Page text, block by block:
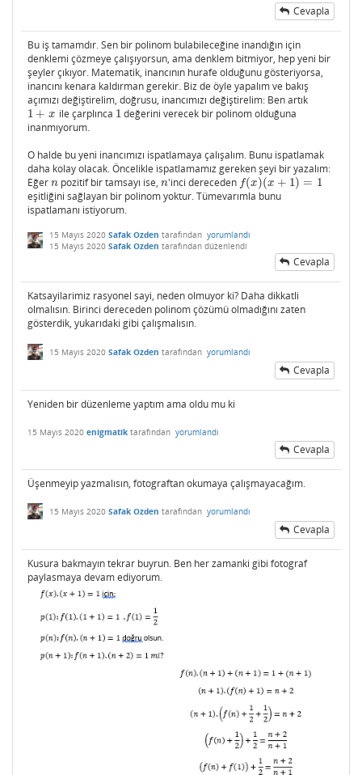
Cevapla
Bu iş tamamdır. Sen bir polinom bulabileceğine inandığın için
denklemi çözmeye çalışıyorsun, ama denklem bitmiyor, hep yeni bir
şeyler çıkıyor. Matematik, inancının hurafe olduğunu gösteriyorsa,
inancını kenara kaldırman gerekir. Biz de öyle yapalım ve bakış
açımızı değiştirelim, doğrusu, inancımızı değiştirelim: Ben artık
1 + x
1 +x ile çarplınca 1
1değerini verecek bir polinom olduğuna
inanmıyorum.
O halde bu yeni inancımızı ispatlamaya çalışalım. Bunu ispatlamak
daha kolay olacak. Öncelikle ispatlamamız gereken şeyi bir yazalım:
Eğer n
npozitif bir tamsayı ise, n
n'inci dereceden f(x)(x + 1) = 1
f(x)(x+1) =1
eşitliğini sağlayan bir polinom yoktur. Tümevarımla bunu
ispatlamanı istiyorum.
15 Mayıs 2020 Safak Ozden tarafından yorumlandı
15 Mayıs 2020 Safak Ozden tarafından düzenlendi
Cevapla
Katsayilarimiz rasyonel sayi, neden olmuyor ki? Daha dikkatli
olmalısın. Birinci dereceden polinom çözümü olmadığını zaten
gösterdik, yukarıdaki gibi çalışmalısın.
15 Mayıs 2020 Safak Ozden tarafından yorumlandı
Cevapla
Yeniden bir düzenleme yaptım ama oldu mu ki
15 Mayıs 2020 enigmatik tarafından yorumlandı
Cevapla
Üşenmeyip yazmalısın, fotograftan okumaya çalışmayacağım.
15 Mayıs 2020 Safak Ozden tarafından yorumlandı
Cevapla
Kusura bakmayın tekrar buyrun. Ben her zamanki gibi fotograf
paylasmaya devam ediyorum.